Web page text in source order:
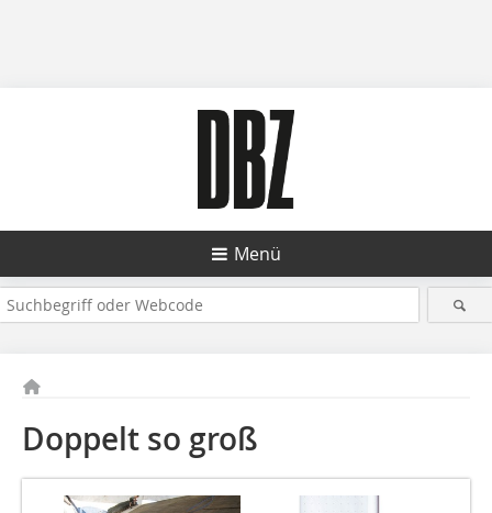
Menü
Doppelt so groß